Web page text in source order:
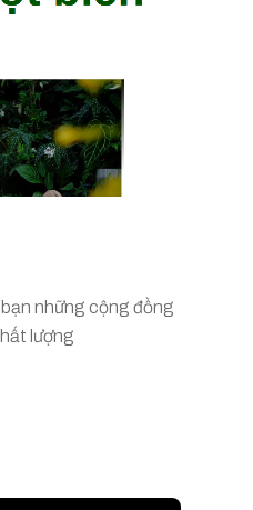
những cộng đồng
lượng